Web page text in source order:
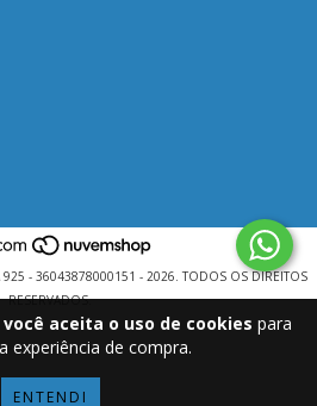
você aceita o uso de cookies para
experiência de compra.
ENTENDI
925 - 36043878000151 - 2026. TODOS OS DIREITOS
RESERVADOS.